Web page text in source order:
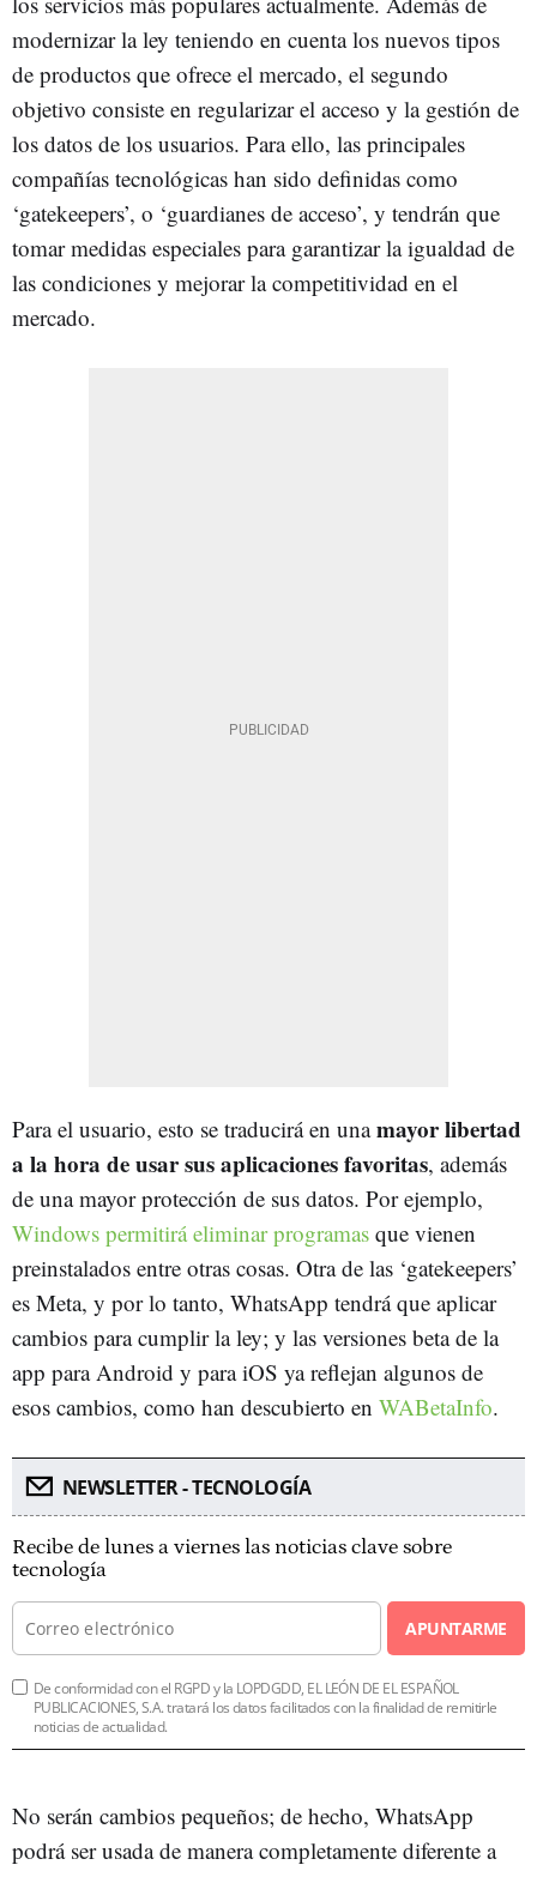
modernizar la ley teniendo en cuenta los nuevos tipos
de productos que ofrece el mercado, el segundo
objetivo consiste en regularizar el acceso y la gestión de
los datos de los usuarios. Para ello, las principales
compañías tecnológicas han sido definidas como
‘gatekeepers’, o ‘guardianes de acceso’, y tendrán que
tomar medidas especiales para garantizar la igualdad de
las condiciones y mejorar la competitividad en el
mercado.
Para el usuario, esto se traducirá en unamayor libertad
a la hora de usar sus aplicaciones favoritas, además
de una mayor protección de sus datos. Por ejemplo,
Windows permitirá eliminar programas que vienen
preinstalados entre otras cosas. Otra de las ‘gatekeepers’
es Meta, y por lo tanto, WhatsApp tendrá que aplicar
cambios para cumplir la ley; y las versiones beta de la
app para Android y para iOS ya reflejan algunos de
esos cambios, como han descubierto en WABetaInfo.
NEWSLETTER - TECNOLOGÍA
Recibe de lunes a viernes las noticias clave sobre
tecnología
APUNTARME
De conformidad con el RGPD y la LOPDGDD, EL LEÓN DE EL ESPAÑOL
PUBLICACIONES, S.A. tratará los datos facilitados con la finalidad de remitirle
noticias de actualidad.
No serán cambios pequeños; de hecho, WhatsApp
podrá ser usada de manera completamente diferente a